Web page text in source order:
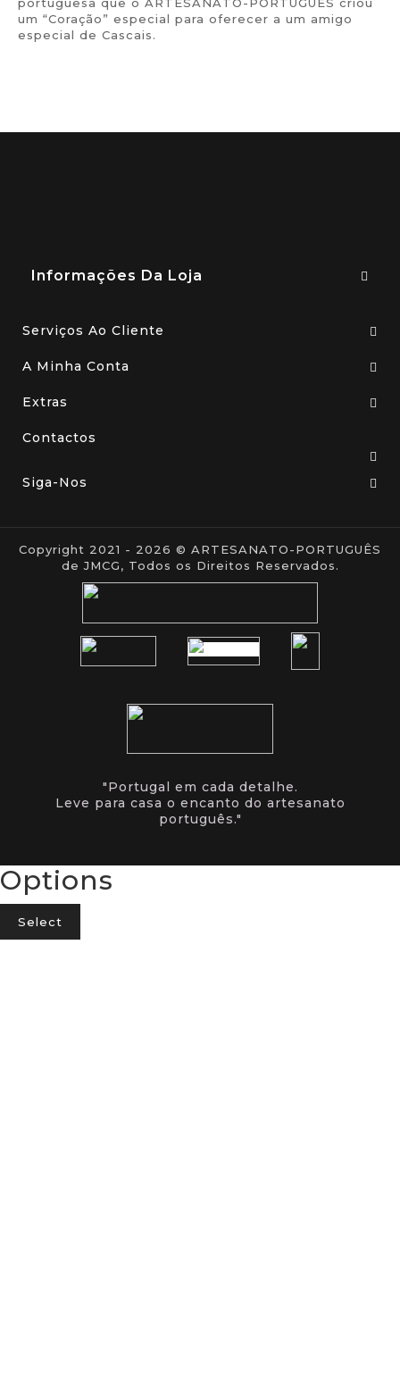
um “Coração” especial para oferecer a um amigo
especial de Cascais.
Informações Da Loja
Serviços Ao Cliente
A Minha Conta
Extras
Contactos
Siga-Nos
Copyright 2021 - 2026 © ARTESANATO-PORTUGUÊS
de JMCG, Todos os Direitos Reservados.
"Portugal em cada detalhe.
Leve para casa o encanto do artesanato
português."
Options
Select